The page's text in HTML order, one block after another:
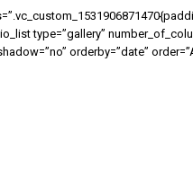
type=”gallery”
orderby=”date”